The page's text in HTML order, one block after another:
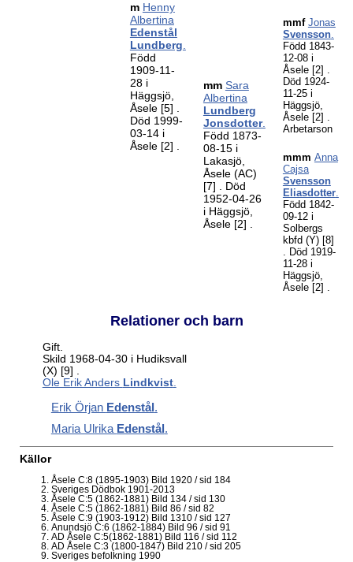
m Henny
Albertina
Edenstål
Lundberg
Född
1909-11-
28 i
Häggsjö,
Åsele [5]
Död 1999-
03-14 i
Åsele [2]
mm Sara
Albertina
Lundberg
Jonsdotter.
Född 1873-
08-15 i
Lakasjö,
Åsele (AC)
[7]
. Död
1952-04-26
i Häggsjö,
Åsele [2]
mmf Jonas
Svensson.
Född 1843-
12-08 i
Åsele [2] .
Död 1924-
11-25 i
Häggsjö,
Åsele [2] .
Arbetarson
mmm Anna
Cajsa
Svensson
Eliasdotter.
Född 1842-
09-12 i
Solbergs
kbfd (Y) [8]
. Död 1919-
11-28 i
Häggsjö,
Åsele [2] .
Relationer och barn
Gift.
Skild 1968-04-30 i Hudiksvall
(X) [9] .
Ole Erik Anders Lindkvist.
Erik Örjan Edenstål.
Maria Ulrika Edenstål.
Källor
Åsele C:8 (1895-1903) Bild 1920 / sid 184
Sveriges Dödbok 1901-2013
Åsele C:5 (1862-1881) Bild 134 / sid 130
Åsele C:5 (1862-1881) Bild 86 / sid 82
Åsele C:9 (1903-1912) Bild 1310 / sid 127
Anundsjö C:6 (1862-1884) Bild 96 / sid 91
AD Åsele C:5(1862-1881) Bild 116 / sid 112
AD Åsele C:3 (1800-1847) Bild 210 / sid 205
Sveriges befolkning 1990